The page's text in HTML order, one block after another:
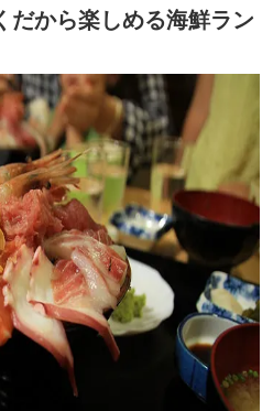
から楽しめる海鮮ラン